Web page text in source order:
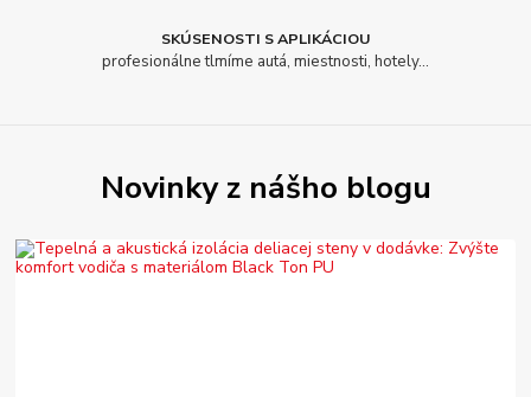
SKÚSENOSTI S APLIKÁCIOU
profesionálne tlmíme autá, miestnosti, hotely...
Novinky z nášho blogu